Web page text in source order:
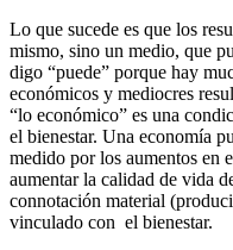
Lo que sucede es que los
mismo, sino un medio, que
digo “puede” porque hay
económicos y mediocres
“lo económico” es una
el bienestar. Una economía
medido por los aumentos en
aumentar la calidad de vida
connotación material
vinculado con el bienestar.